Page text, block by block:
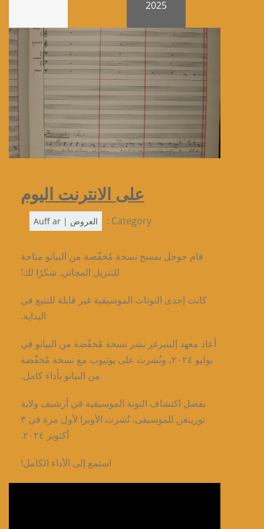
2025
على الانترنت اليوم
Category : العروض | Auff ar
قام جوجل بمسح نسخة مُخفّضة من البيانو متاحة
للتنزيل المجاني. شكرًا لك!
كانت إحدى النوتات الموسيقية غير قابلة للتتبع في
البداية.
أعاد معهد إلينبرغر نشر نسخة مُخفّضة من البيانو في
يوليو ٢٠٢٤، ونُشرت على يوتيوب مع نسخة مُخفّضة
من البيانو بأداء كامل.
بفضل اكتشاف النوتة الموسيقية في أرشيف ولاية
تورينغن للموسيقى، نُشرت الأوبرا لأول مرة في ٣
أكتوبر ٢٠٢٤.
استمع إلى الأداء الكامل!